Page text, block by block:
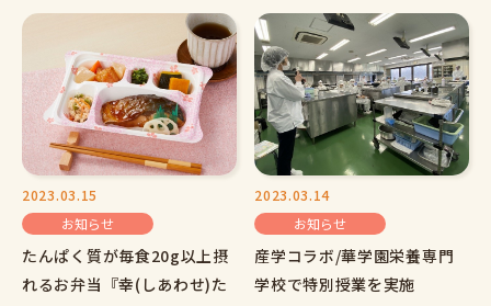
2023.03.15
お知らせ
たんぱく質が毎食20g以上摂
れるお弁当『幸(しあわせ)た
2023.03.14
お知らせ
産学コラボ/華学園栄養専門
学校で特別授業を実施